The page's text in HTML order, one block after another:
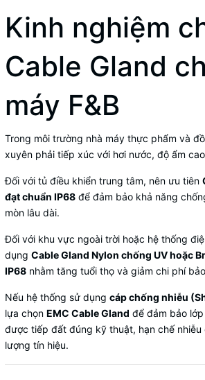
Kinh nghiệm
Cable Gland
máy F&B
Trong môi trường nhà máy thực phẩm và
xuyên phải tiếp xúc với hơi nước, độ ẩm
Đối với tủ điều khiển trung tâm, nên ưu tiên
đạt chuẩn IP68 để đảm bảo khả năng
mòn lâu dài.
Đối với khu vực ngoài trời hoặc hệ thống
dụng Cable Gland Nylon chống UV hoặc
IP68 nhằm tăng tuổi thọ và giảm chi phí
Nếu hệ thống sử dụng cáp chống nhiễu
lựa chọn EMC Cable Gland để đảm bảo
được tiếp đất đúng kỹ thuật, hạn chế
lượng tín hiệu.